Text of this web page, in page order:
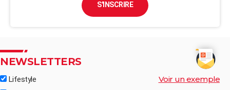
S'INSCRIRE
NEWSLETTERS
Lifestyle Voir un exemple